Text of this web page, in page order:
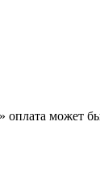
может